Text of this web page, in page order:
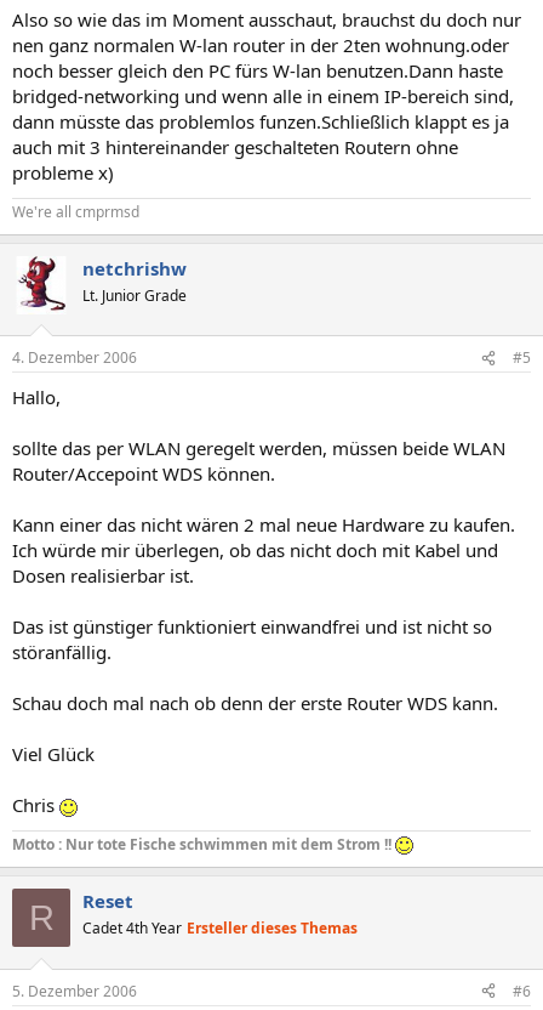
Also so wie das im Moment ausschaut, brauchst du doch nur
nen ganz normalen W-lan router in der 2ten wohnung.oder
noch besser gleich den PC fürs W-lan benutzen.Dann haste
bridged-networking und wenn alle in einem IP-bereich sind,
dann müsste das problemlos funzen.Schließlich klappt es ja
auch mit 3 hintereinander geschalteten Routern ohne
probleme x)
We're all cmprmsd
netchrishw
Lt. Junior Grade
4. Dezember 2006 #5
Hallo,
sollte das per WLAN geregelt werden, müssen beide WLAN
Router/Accepoint WDS können.
Kann einer das nicht wären 2 mal neue Hardware zu kaufen.
Ich würde mir überlegen, ob das nicht doch mit Kabel und
Dosen realisierbar ist.
Das ist günstiger funktioniert einwandfrei und ist nicht so
störanfällig.
Schau doch mal nach ob denn der erste Router WDS kann.
Viel Glück
Chris
Motto : Nur tote Fische schwimmen mit dem Strom !!
R Reset
Cadet 4th Year Ersteller dieses Themas
5. Dezember 2006 #6